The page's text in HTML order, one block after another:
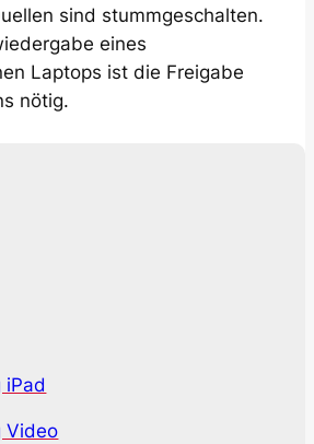
sind stummgeschalten.
eines
Laptops ist die Freigabe
nötig.
iPad
Video